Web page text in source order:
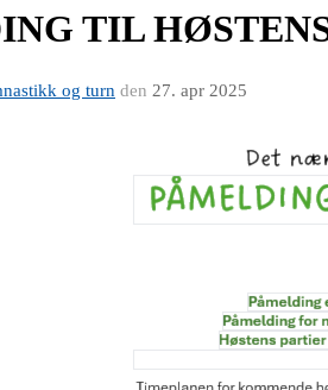
TIL
og turn den 27. apr 2025